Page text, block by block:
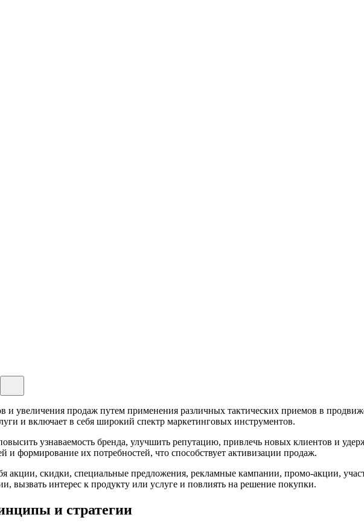
и увеличения продаж путем применения различных тактических приемов в
и включает в себя широкий спектр маркетинговых инструментов.
узнаваемость бренда, улучшить репутацию, привлечь новых клиентов и
и формирование их потребностей, что способствует активизации продаж.
акции, скидки, специальные предложения, рекламные кампании, промо-акции,
вызвать интерес к продукту или услуге и повлиять на решение покупки.
и стратегии